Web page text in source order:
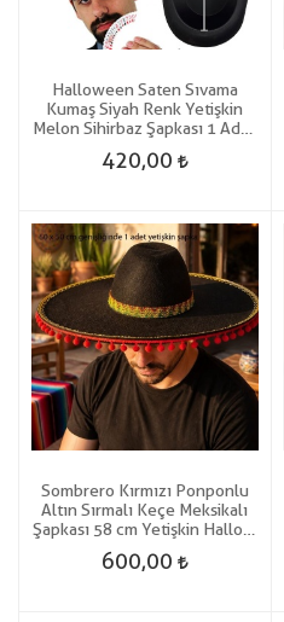
Halloween Saten Sıvama
Kumaş Siyah Renk Yetişkin
Melon Sihirbaz Şapkası 1 Adet
Gösteri
420,00
Sombrero Kırmızı Ponponlu
Altın Sırmalı Keçe Meksikalı
Şapkası 58 cm Yetişkin Hallow
600,00